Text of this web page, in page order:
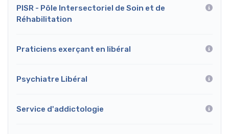
PISR - Pôle Intersectoriel de Soin et de
Réhabilitation
Praticiens exerçant en libéral
Psychiatre Libéral
Service d'addictologie